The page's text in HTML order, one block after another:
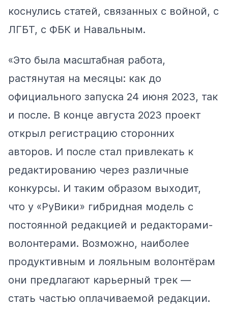
коснулись статей, связанных с войной, с
ЛГБТ, с ФБК и Навальным.
«Это была масштабная работа,
растянутая на месяцы: как до
официального запуска 24 июня 2023, так
и после. В конце августа 2023 проект
открыл регистрацию сторонних
авторов. И после стал привлекать к
редактированию через различные
конкурсы. И таким образом выходит,
что у «РуВики» гибридная модель с
постоянной редакцией и редакторами-
волонтерами. Возможно, наиболее
продуктивным и лояльным волонтёрам
они предлагают карьерный трек —
стать частью оплачиваемой редакции.